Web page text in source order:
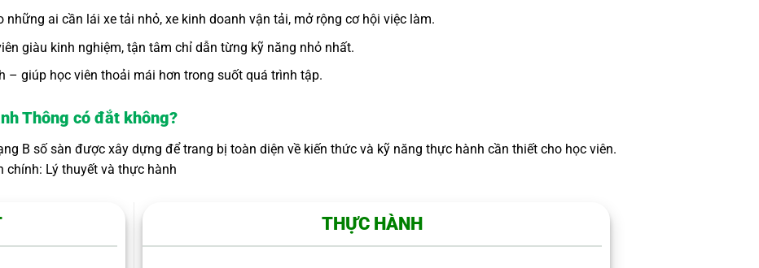
những ai cần lái xe tải nhỏ, xe kinh doanh vận tải, mở rộng cơ hội việc làm.
giàu kinh nghiệm, tận tâm chỉ dẫn từng kỹ năng nhỏ nhất.
– giúp học viên thoải mái hơn trong suốt quá trình tập.
Thông có đắt không?
B số sàn được xây dựng để trang bị toàn diện về kiến thức và kỹ năng thực hành cần thiết cho học viên.
chính: Lý thuyết và thực hành
THỰC HÀNH